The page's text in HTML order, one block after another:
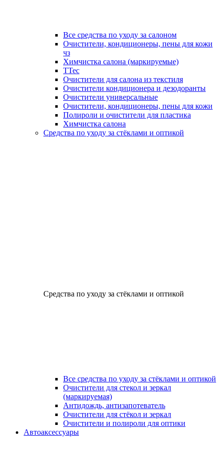
Все средства по уходу за салоном
Очистители, кондиционеры, пены для кожи
чз
Химчистка салона (маркируемые)
TTec
Очистители для салона из текстиля
Очистители кондиционера и дезодоранты
Очистители универсальные
Очистители, кондиционеры, пены для кожи
Полироли и очистители для пластика
Химчистка салона
Средства по уходу за стёклами и оптикой
Средства по уходу за стёклами и оптикой
Все средства по уходу за стёклами и оптикой
Очистители для стекол и зеркал
(маркируемая)
Антидождь, антизапотеватель
Очистители для стёкол и зеркал
Очистители и полироли для оптики
Автоаксессуары